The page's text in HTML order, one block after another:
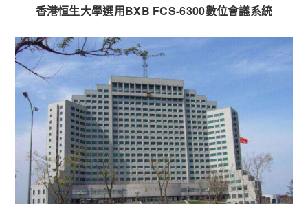
香港恒生大學選用BXB FCS-6300數位會議系統